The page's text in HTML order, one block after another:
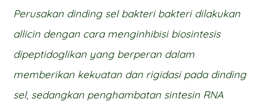
Perusakan dinding sel bakteri bakteri dilakukan
allicin dengan cara menginhibisi biosintesis
dipeptidoglikan yang berperan dalam
memberikan kekuatan dan rigidasi pada dinding
sel, sedangkan penghambatan sintesin RNA